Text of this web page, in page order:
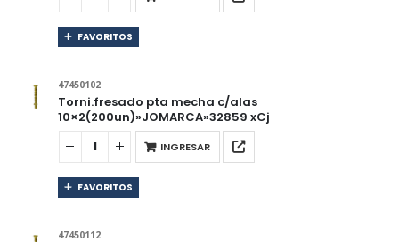
FAVORITOS
47450102
Torni.fresado pta mecha c/alas
10×2(200un)»JOMARCA»32859 xCj
INGRESAR
FAVORITOS
47450112